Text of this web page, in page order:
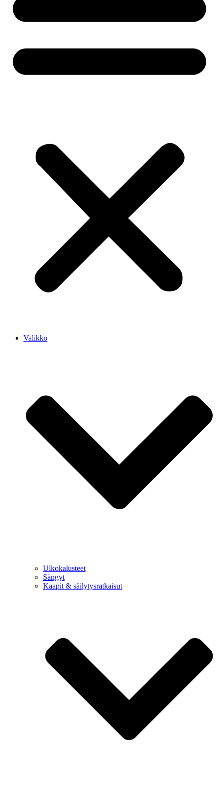
Valikko
Ulkokalusteet
Sängyt
Kaapit & säilytysratkaisut